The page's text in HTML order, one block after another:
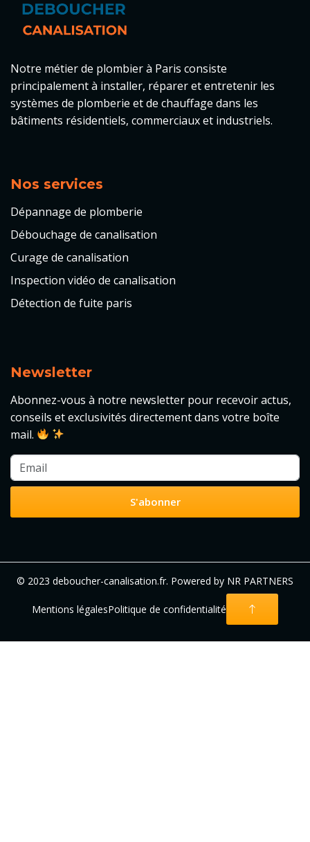
Notre métier de plombier à Paris consiste
principalement à installer, réparer et entretenir les
systèmes de plomberie et de chauffage dans les
bâtiments résidentiels, commerciaux et industriels.
Nos services
Dépannage de plomberie
Débouchage de canalisation
Curage de canalisation
Inspection vidéo de canalisation
Détection de fuite paris
Newsletter
Abonnez-vous à notre newsletter pour recevoir actus,
conseils et exclusivités directement dans votre boîte
mail.
S'abonner
© 2023 deboucher-canalisation.fr. Powered by NR PARTNERS
Mentions légalesPolitique de confidentialité